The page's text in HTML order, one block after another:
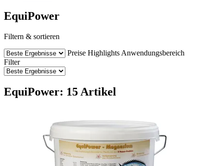
EquiPower
Filtern & sortieren
Preise Highlights Anwendungsbereich
Filter
EquiPower: 15 Artikel